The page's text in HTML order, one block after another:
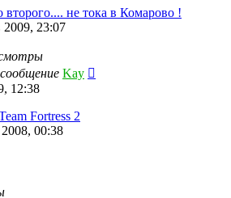
второго.... не тока в Комарово !
2009, 23:07
Kay
12:38
Fortress 2
2008, 00:38